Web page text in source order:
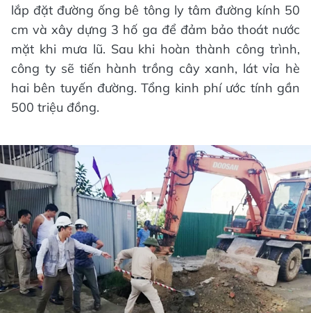
lắp đặt đường ống bê tông ly tâm đường kính 50
cm và xây dựng 3 hố ga để đảm bảo thoát nước
mặt khi mưa lũ. Sau khi hoàn thành công trình,
công ty sẽ tiến hành trồng cây xanh, lát vỉa hè
hai bên tuyến đường. Tổng kinh phí ước tính gần
500 triệu đồng.